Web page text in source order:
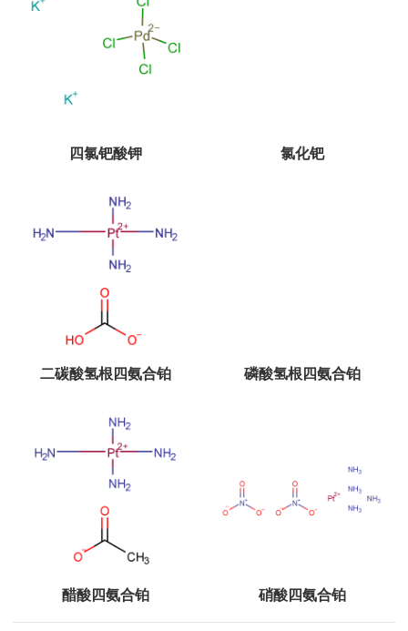
四氯钯酸钾 氯化钯
二碳酸氢根四氨合铂 磷酸氢根四氨合铂
醋酸四氨合铂 硝酸四氨合铂